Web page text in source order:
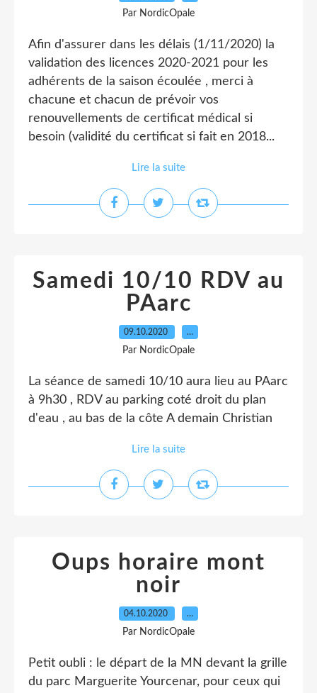
Par NordicOpale
Afin d'assurer dans les délais (1/11/2020) la
validation des licences 2020-2021 pour les
adhérents de la saison écoulée , merci à
chacune et chacun de prévoir vos
renouvellements de certificat médical si
besoin (validité du certificat si fait en 2018...
Lire la suite
Samedi 10/10 RDV au
PAarc
09.10.2020 …
Par NordicOpale
La séance de samedi 10/10 aura lieu au PAarc
à 9h30 , RDV au parking coté droit du plan
d'eau , au bas de la côte A demain Christian
Lire la suite
Oups horaire mont
noir
04.10.2020 …
Par NordicOpale
Petit oubli : le départ de la MN devant la grille
du parc Marguerite Yourcenar, pour ceux qui